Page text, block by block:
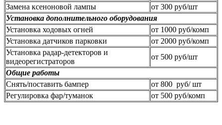
Замена ксеноновой лампы
от 300 руб/шт
Установка дополнительного оборудования
Установка ходовых огней
от 1000 руб/комп
Установка датчиков парковки
от 2000 руб/комп
Установка радар-детекторов и
видеорегистраторов
от 500 руб/шт
Общие работы
Снять/поставить бампер
от 800 руб/ шт
Регулировка фар/туманок
от 500 руб/комп